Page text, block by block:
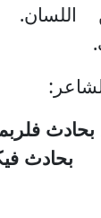
بحادث
بحادث